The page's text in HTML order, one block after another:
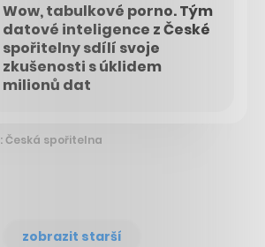
Wow, tabulkové porno. Tým
datové inteligence z České
spořitelny sdílí svoje
zkušenosti s úklidem
milionů dat
spořitelna
zobrazit starší